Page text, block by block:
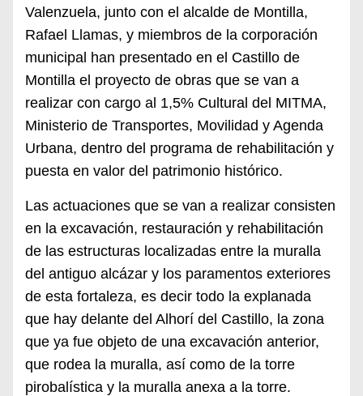
Valenzuela, junto con el alcalde de Montilla,
Rafael Llamas, y miembros de la corporación
municipal han presentado en el Castillo de
Montilla el proyecto de obras que se van a
realizar con cargo al 1,5% Cultural del MITMA,
Ministerio de Transportes, Movilidad y Agenda
Urbana, dentro del programa de rehabilitación y
puesta en valor del patrimonio histórico.
Las actuaciones que se van a realizar consisten
en la excavación, restauración y rehabilitación
de las estructuras localizadas entre la muralla
del antiguo alcázar y los paramentos exteriores
de esta fortaleza, es decir todo la explanada
que hay delante del Alhorí del Castillo, la zona
que ya fue objeto de una excavación anterior,
que rodea la muralla, así como de la torre
pirobalística y la muralla anexa a la torre.